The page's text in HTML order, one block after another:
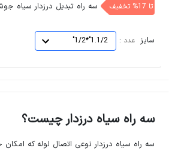
تا 17% تخفیف سه راه تبدیل درزدار سیاه
سایز عدد :
1.1/2"*1/2"
سه راه سیاه درزدار چیست؟